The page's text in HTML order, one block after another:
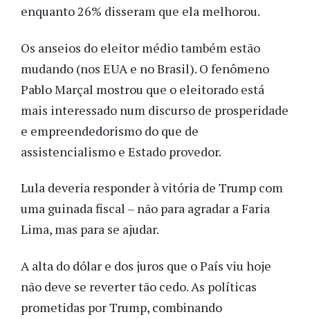
enquanto 26% disseram que ela melhorou.
Os anseios do eleitor médio também estão
mudando (nos EUA e no Brasil). O fenômeno
Pablo Marçal mostrou que o eleitorado está
mais interessado num discurso de prosperidade
e empreendedorismo do que de
assistencialismo e Estado provedor.
Lula deveria responder à vitória de Trump com
uma guinada fiscal – não para agradar a Faria
Lima, mas para se ajudar.
A alta do dólar e dos juros que o País viu hoje
não deve se reverter tão cedo. As políticas
prometidas por Trump, combinando